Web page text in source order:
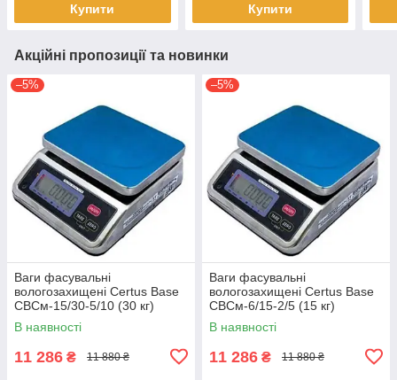
Купити Купити
Акційні пропозиції та новинки
–5%
Ваги фасувальні
вологозахищені Certus Base
СВСм-15/30-5/10 (30 кг)
В наявності
11 286 ₴ 11 880 ₴
–5%
Ваги фасувальні
вологозахищені Certus Base
СВСм-6/15-2/5 (15 кг)
В наявності
11 286 ₴ 11 880 ₴